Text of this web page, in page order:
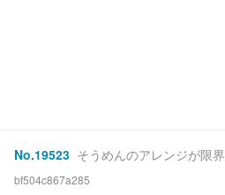
No.19523 そうめんのアレンジが限界
bf504c867a285